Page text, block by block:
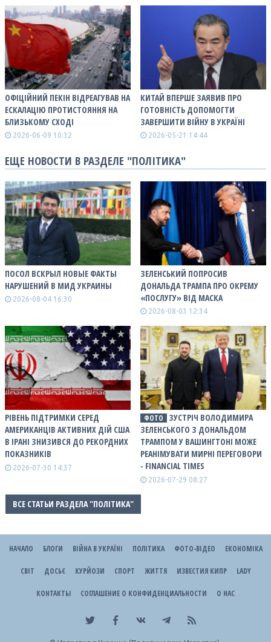
ОФІЦІЙНИЙ ПЕКІН ВІДРЕАГУВАВ НА
ЕСКАЛАЦІЮ ПРОТИСТОЯННЯ НА
БЛИЗЬКОМУ СХОДІ
2026-06-09 10:32
КИТАЙ ВПЕРШЕ ЗАЯВИВ ПРО
ГОТОВНІСТЬ ДОПОМОГТИ
ЗАВЕРШИТИ ВІЙНУ В УКРАЇНІ
2026-05-21 14:44
ЕЩЕ НОВОСТИ В РАЗДЕЛЕ "ПОЛІТИКА"
ПОСОЛ ВСКРЫЛ НОВЫЕ ФАКТЫ
НАРУШЕНИЙ В МИД УКРАИНЫ
2026-08-04 16:30
ЗЕЛЕНСЬКИЙ ПОПРОСИВ
ДОНАЛЬДА ТРАМПА ПРО ОКРЕМУ
«ПОСЛУГУ» ВІД МАСКА
2026-08-03 12:34
РІВЕНЬ ПІДТРИМКИ СЕРЕД
АМЕРИКАНЦІВ АКТИВНИХ ДІЙ США
В ІРАНІ ЗНИЗИВСЯ ДО РЕКОРДНИХ
ПОКАЗНИКІВ
2026-07-30 14:37
ФОТО
ЗУСТРІЧ ВОЛОДИМИРА
ЗЕЛЕНСЬКОГО З ДОНАЛЬДОМ
ТРАМПОМ У ВАШИНГТОНІ МОЖЕ
РЕАНІМУВАТИ МИРНІ ПЕРЕГОВОРИ
- FINANCIAL TIMES
2026-07-29 08:27
ВСЕ СТАТЬИ РАЗДЕЛА "ПОЛІТИКА"
НАЧАЛО БЛОГИ ВІЙНА В УКРАЇНІ ПОЛІТИКА ФОТО-ВІДЕО ЕКОНОМІКА
СВІТ ДОСЬЄ КУРЙОЗИ СПОРТ ЖИТТЯ ИЗВЕСТИЯ КИПР LADY
КОНТАКТЫ СОГЛАШЕНИЕ О КОНФИДЕНЦИАЛЬНОСТИ О НАС